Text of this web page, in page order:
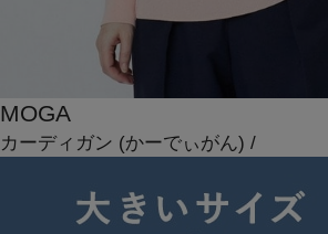
MOGA
カーディガン (かーでぃがん) /